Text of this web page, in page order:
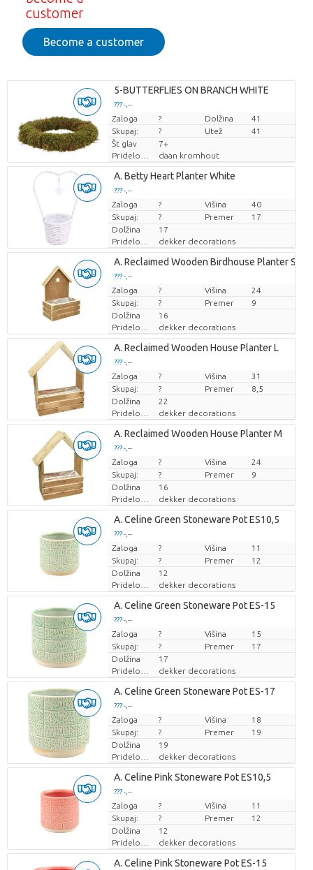
customer
Become a customer
5-BUTTERFLIES ON BRANCH WHITE
??? -,--
Cena za kos
Zaloga ? Dolžina
41
Skupaj:
? Utež
41
Št glav
7+
daan kromhout
A. Betty Heart Planter White
??? -,--
Cena za kos
Zaloga ? Višina
40
Skupaj:
? Premer
17
Dolžina
17
dekker decorations
A. Reclaimed Wooden Birdhouse Planter S
??? -,--
Cena za kos
Zaloga ? Višina
24
Skupaj:
? Premer
9
Dolžina
16
dekker decorations
A. Reclaimed Wooden House Planter L
??? -,--
Cena za kos
Zaloga ? Višina
31
Skupaj:
? Premer
8,5
Dolžina
22
dekker decorations
A. Reclaimed Wooden House Planter M
??? -,--
Cena za kos
Zaloga ? Višina
24
Skupaj:
? Premer
9
Dolžina
16
dekker decorations
A. Celine Green Stoneware Pot ES10,5
??? -,--
Cena za kos
Zaloga ? Višina
11
Skupaj:
? Premer
12
Dolžina
12
dekker decorations
A. Celine Green Stoneware Pot ES-15
??? -,--
Cena za kos
Zaloga ? Višina
15
Skupaj:
? Premer
17
Dolžina
17
dekker decorations
A. Celine Green Stoneware Pot ES-17
??? -,--
Cena za kos
Zaloga ? Višina
18
Skupaj:
? Premer
19
Dolžina
19
dekker decorations
A. Celine Pink Stoneware Pot ES10,5
??? -,--
Cena za kos
Zaloga ? Višina
11
Skupaj:
? Premer
12
Dolžina
12
dekker decorations
A. Celine Pink Stoneware Pot ES-15